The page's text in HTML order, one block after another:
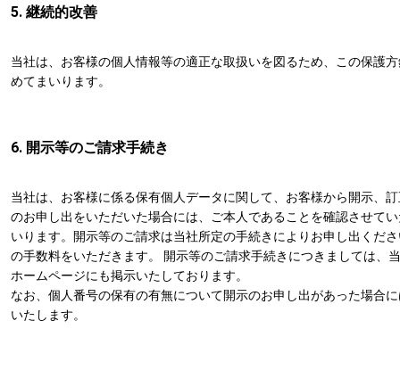
5. 継続的改善
当社は、お客様の個人情報等の適正な取扱いを図るため、この保護
めてまいります。
6. 開示等のご請求手続き
当社は、お客様に係る保有個人データに関して、お客様から開示、
のお申し出をいただいた場合には、ご本人であることを確認させて
いります。開示等のご請求は当社所定の手続きによりお申し出くだ
の手数料をいただきます。 開示等のご請求手続きにつきましては、
ホームページにも掲示いたしております。
なお、個人番号の保有の有無について開示のお申し出があった場合
いたします。